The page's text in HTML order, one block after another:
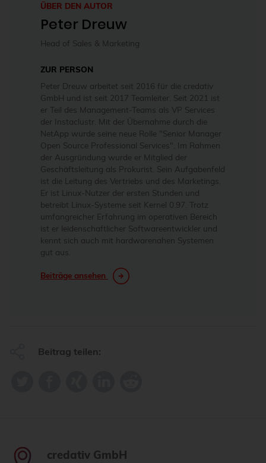
ÜBER DEN AUTOR
Peter Dreuw
Head of Sales & Marketing
ZUR PERSON
Peter Dreuw arbeitet seit 2016 für die credativ
GmbH und ist seit 2017 Teamleiter. Seit 2021 ist
er Teil des Management-Teams als VP Services
der Instaclustr. Mit der Übernahme durch die
NetApp wurde seine neue Rolle "Senior Manager
Open Source Professional Services". Im Rahmen
der Ausgründung wurde er Mitglied der
Geschäftsleitung als Prokurist. Sein Aufgabenfeld
ist die Leitung des Vertriebs und des Marketings.
Er ist Linux-Nutzer der ersten Stunden und
betreibt Linux-Systeme seit Kernel 0.97. Trotz
umfangreicher Erfahrung im operativen Bereich
ist er leidenschaftlicher Softwareentwickler und
kennt sich auch mit hardwarenahen Systemen
gut aus.
Beiträge ansehen
Beitrag teilen:
credativ GmbH